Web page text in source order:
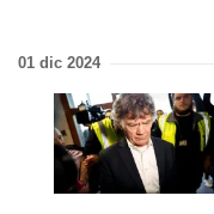
01 dic 2024